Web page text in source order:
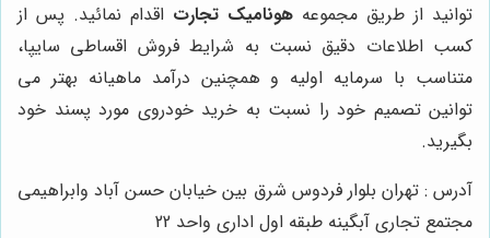
توانید از طریق مجموعه هونامیک تجارت اقدام نمائید. پس از
کسب اطلاعات دقیق نسبت به شرایط فروش اقساطی سایپا،
متناسب با سرمایه اولیه و همچنین درآمد ماهیانه بهتر می
توانین تصمیم خود را نسبت به خرید خودروی مورد پسند خود
بگیرید.
آدرس : تهران بلوار فردوس شرق بین خیابان حسن آباد وابراهیمی
مجتمع تجاری آبگینه طبقه اول اداری واحد 22